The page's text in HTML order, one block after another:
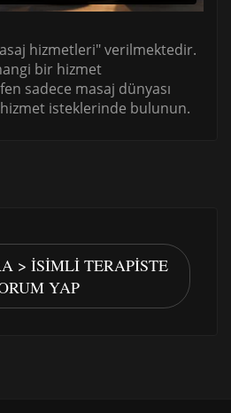
hizmetleri" verilmektedir.
bir hizmet
sadece masaj dünyası
isteklerinde bulunun.
> İSIMLI TERAPISTE
YAP